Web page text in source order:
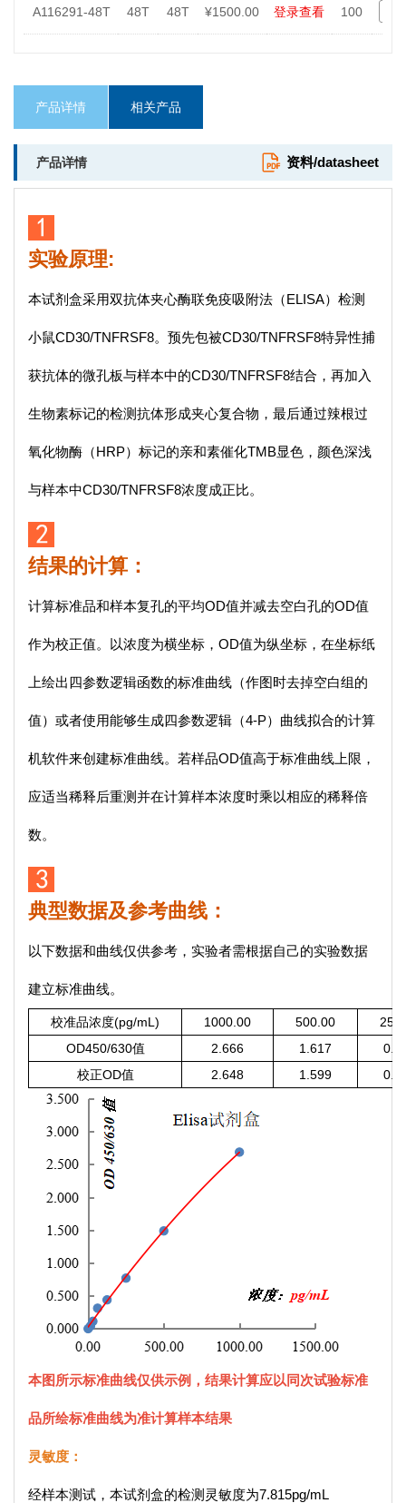
A116291-48T 48T 48T ¥1500.00 登录查看 100
产品详情 相关产品
产品详情 资料/datasheet
实验原理:
本试剂盒采用双抗体夹心酶联免疫吸附法（ELISA）检测
小鼠CD30/TNFRSF8。预先包被CD30/TNFRSF8特异性捕
获抗体的微孔板与样本中的CD30/TNFRSF8结合，再加入
生物素标记的检测抗体形成夹心复合物，最后通过辣根过
氧化物酶（HRP）标记的亲和素催化TMB显色，颜色深浅
与样本中CD30/TNFRSF8浓度成正比。
结果的计算：
计算标准品和样本复孔的平均OD值并减去空白孔的OD值
作为校正值。以浓度为横坐标，OD值为纵坐标，在坐标纸
上绘出四参数逻辑函数的标准曲线（作图时去掉空白组的
值）或者使用能够生成四参数逻辑（4-P）曲线拟合的计算
机软件来创建标准曲线。若样品OD值高于标准曲线上限，
应适当稀释后重测并在计算样本浓度时乘以相应的稀释倍
数。
典型数据及参考曲线：
以下数据和曲线仅供参考，实验者需根据自己的实验数据
建立标准曲线。
校准品浓度(pg/mL) 1000.00 500.00
OD450/630值
2.666 1.617
校正OD值
2.648 1.599
本图所示标准曲线仅供示例，结果计算应以同次试验标准
品所绘标准曲线为准计算样本结果
灵敏度：
经样本测试，本试剂盒的检测灵敏度为7.815pg/mL